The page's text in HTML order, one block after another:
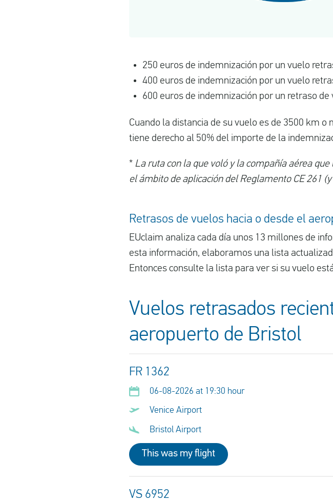
250 euros de indemnización por un vuelo
400 euros de indemnización por un vuelo
600 euros de indemnización por un retraso
Cuando la distancia de su vuelo es de 3500 km
tiene derecho al 50% del importe de la
* La ruta con la que voló y la compañía aérea
el ámbito de aplicación del Reglamento CE 261
Retrasos de vuelos hacia o desde el
EUclaim analiza cada día unos 13 millones de
esta información, elaboramos una lista
Entonces consulte la lista para ver si su vuelo
Vuelos retrasados
aeropuerto de Bristol
FR 1362
06-08-2026 at 19:30 hour
Venice Airport
Bristol Airport
This was my flight
VS 6952